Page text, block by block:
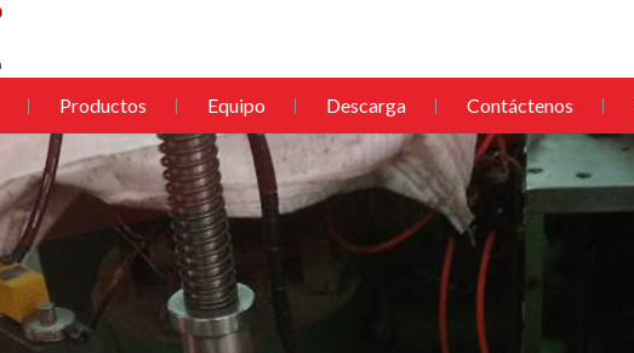
Productos Equipo Descarga Contáctenos